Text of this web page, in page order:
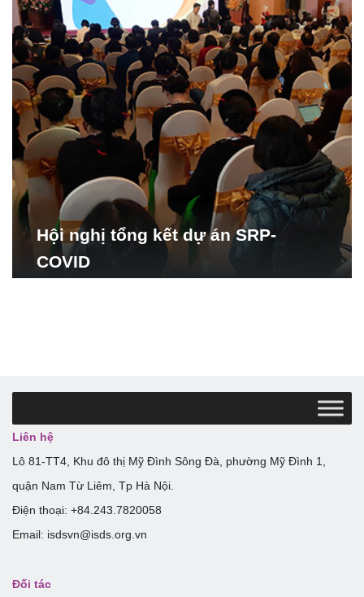
Hội nghị tổng kết dự án SRP-
COVID
Liên hệ
Lô 81-TT4, Khu đô thị Mỹ Đình Sông Đà, phường Mỹ Đình 1,
quận Nam Từ Liêm, Tp Hà Nội.
Điện thoại: +84.243.7820058
Email: isdsvn@isds.org.vn
Đối tác